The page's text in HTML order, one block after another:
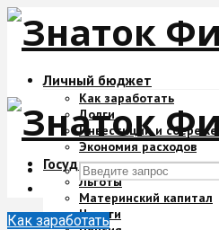
Личный бюджет
Как заработать
Долги
Инвестиции и
Экономия расходов
Государство и деньги
Льготы
Материнский капитал
Налоги
Как заработать